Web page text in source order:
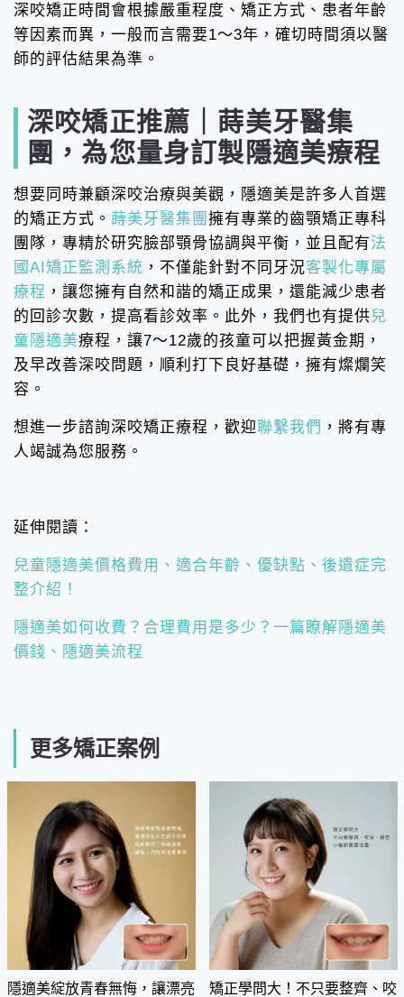
深咬矯正時間會根據嚴重程度、矯正方式、患者年齡
等因素而異，一般而言需要1～3年，確切時間須以醫
師的評估結果為準。
深咬矯正推薦｜蒔美牙醫集
團，為您量身訂製隱適美療程
想要同時兼顧深咬治療與美觀，隱適美是許多人首選
的矯正方式。 蒔美牙醫集團 擁有專業的齒顎矯正專科
團隊，專精於研究臉部顎骨協調與平衡，並且配有法
國AI矯正監測系統 ，不僅能針對不同牙況客製化專屬
療程 ，讓您擁有自然和諧的矯正成果，還能減少患者
的回診次數，提高看診效率。此外，我們也有提供兒
童隱適美療程，讓7～12歲的孩童可以把握黃金期，
及早改善深咬問題，順利打下良好基礎，擁有燦爛笑
容。
想進一步諮詢深咬矯正療程，歡迎聯繫我們 ，將有專
人竭誠為您服務。
延伸閱讀：
兒童隱適美價格費用、適合年齡、優缺點、後遺症完
整介紹！
隱適美如何收費？合理費用是多少？一篇瞭解隱適美
價錢、隱適美流程
更多矯正案例
隱適美綻放青春無悔，讓漂亮
矯正學問大！不只要整齊、咬